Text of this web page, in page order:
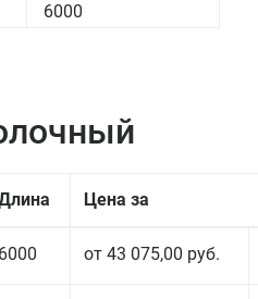
6000
Цена за
6000 от 43 075,00 руб.